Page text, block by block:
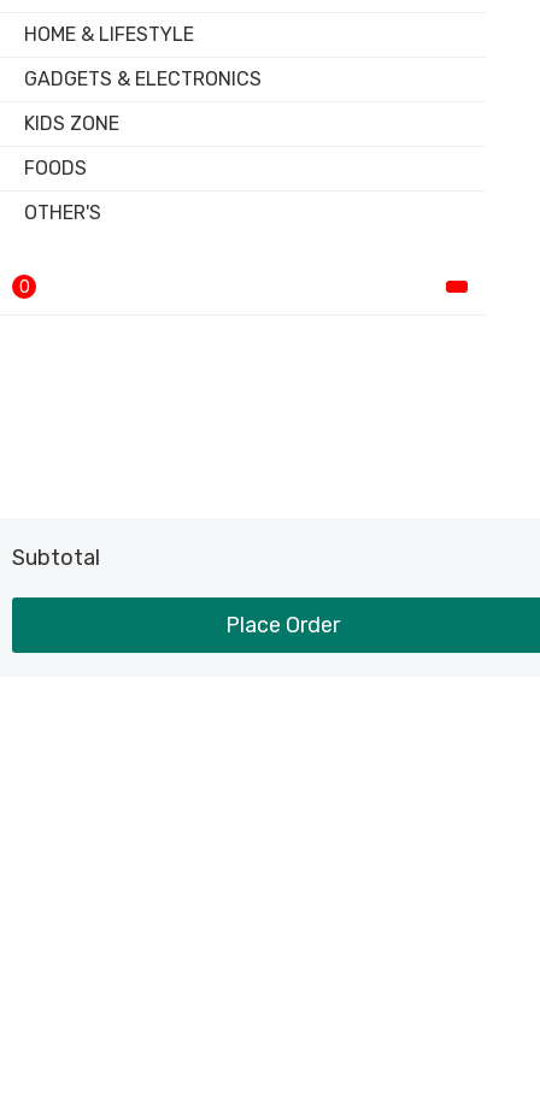
HOME & LIFESTYLE
GADGETS & ELECTRONICS
KIDS ZONE
FOODS
OTHER'S
0
Subtotal
Place Order